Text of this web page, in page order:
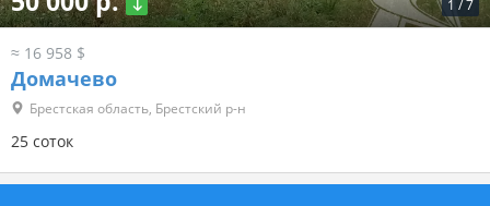
1 /7
≈ 16 958 $
Домачево
Брестская область, Брестский р-н
25 соток